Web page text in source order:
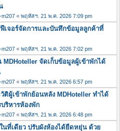
m207 « พฤหัสฯ. 21 พ.ค. 2026 7:09 pm
เจอร์จัดการและบันทึกข้อมูลลูกค้าที่
m207 « พฤหัสฯ. 21 พ.ค. 2026 7:02 pm
MDHoteller จัดเก็บข้อมูลผู้เข้าพักได้
m207 « พฤหัสฯ. 21 พ.ค. 2026 6:57 pm
ติผู้เข้าพักย้อนหลัง MDHoteller ทำได้
ริหารห้องพัก
m207 « พฤหัสฯ. 21 พ.ค. 2026 6:48 pm
ที่เดียว ปรับผังห้องได้ยืดหยุ่น ด้วย